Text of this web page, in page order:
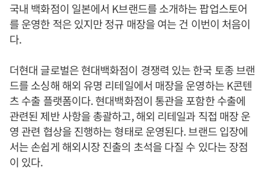
국내 백화점이 일본에서 K브랜드를 소개하는 팝업스토어
를 운영한 적은 있지만 정규 매장을 여는 건 이번이 처음이
다.
더현대 글로벌은 현대백화점이 경쟁력 있는 한국 토종 브랜
드를 소싱해 해외 유명 리테일에서 매장을 운영하는 K콘텐
츠 수출 플랫폼이다. 현대백화점이 통관을 포함한 수출에
관련된 제반 사항을 총괄하고, 해외 리테일과 직접 매장 운
영 관련 협상을 진행하는 형태로 운영된다. 브랜드 입장에
서는 손쉽게 해외시장 진출의 초석을 다질 수 있다는 장점
이 있다.